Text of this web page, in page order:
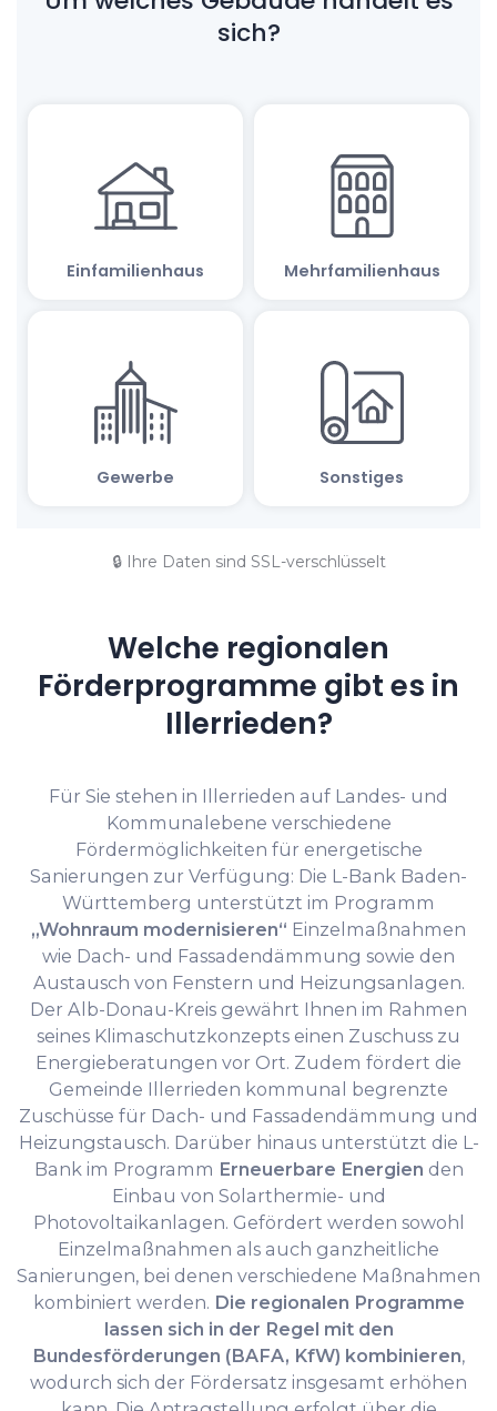
🔒 Ihre Daten sind SSL-verschlüsselt
Welche regionalen
Förderprogramme gibt es in
Illerrieden?
Für Sie stehen in Illerrieden auf Landes- und
Kommunalebene verschiedene
Fördermöglichkeiten für energetische
Sanierungen zur Verfügung: Die L-Bank Baden-
Württemberg unterstützt im Programm
„Wohnraum modernisieren“ Einzelmaßnahmen
wie Dach- und Fassadendämmung sowie den
Austausch von Fenstern und Heizungsanlagen.
Der Alb-Donau-Kreis gewährt Ihnen im Rahmen
seines Klimaschutzkonzepts einen Zuschuss zu
Energieberatungen vor Ort. Zudem fördert die
Gemeinde Illerrieden kommunal begrenzte
Zuschüsse für Dach- und Fassadendämmung und
Heizungstausch. Darüber hinaus unterstützt die L-
Bank im Programm Erneuerbare Energien den
Einbau von Solarthermie- und
Photovoltaikanlagen. Gefördert werden sowohl
Einzelmaßnahmen als auch ganzheitliche
Sanierungen, bei denen verschiedene Maßnahmen
kombiniert werden. Die regionalen Programme
lassen sich in der Regel mit den
Bundesförderungen (BAFA, KfW) kombinieren,
wodurch sich der Fördersatz insgesamt erhöhen